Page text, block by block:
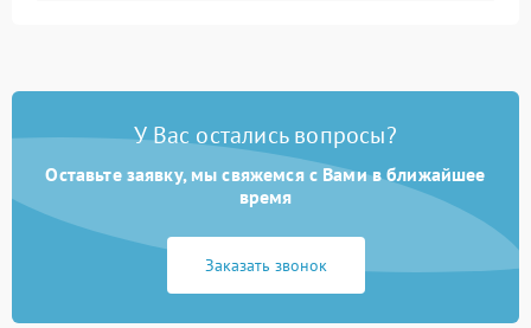
Сеть и подключения
Аудио
Сетевая
У Вас остались вопросы?
Оставьте заявку, мы свяжемся с Вами в ближайшее
время
Заказать звонок